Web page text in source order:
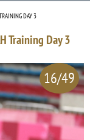
DAY 3
Training Day 3
16/49